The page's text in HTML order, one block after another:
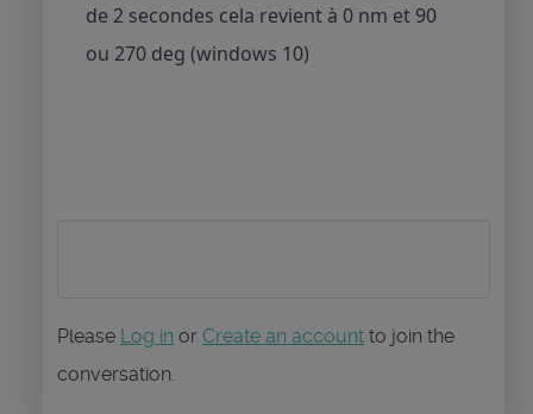
de 2 secondes cela revient à 0 nm et 90
ou 270 deg (windows 10)
Please Log in or Create an account to join the
conversation.